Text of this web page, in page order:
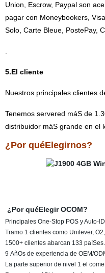
Union, Escrow, Paypal son
pagar con Moneybookers,
Solo, Carte Bleue, PostePay,
5.El cliente
Nuestros principales clientes
Tenemos servered máS de
distribuidor máS grande en el
¿Por quéElegirnos?
¿Por quéElegir OCOM?
Principales One-Stop POS y Auto-
Tramo 1 clientes como Unilever,
1500+ clientes abarcan 133 paíSes.
9 AñOs de experiencia de OEM/
La parte superior de nivel 1 el